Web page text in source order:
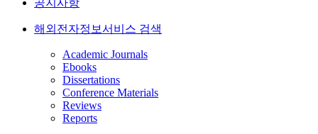
공지사항
해외전자정보서비스 검색
Academic Journals
Ebooks
Dissertations
Conference Materials
Reviews
Reports